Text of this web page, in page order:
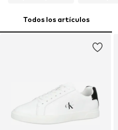
Todos los artículos